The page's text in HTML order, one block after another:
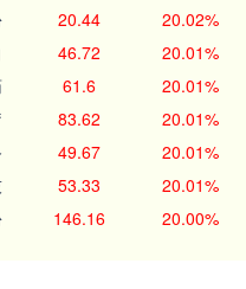
20.44 20.02%
46.72 20.01%
61.6 20.01%
83.62 20.01%
49.67 20.01%
53.33 20.01%
146.16 20.00%